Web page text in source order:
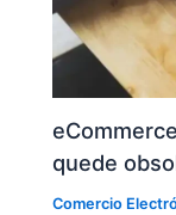
quede
Comercio